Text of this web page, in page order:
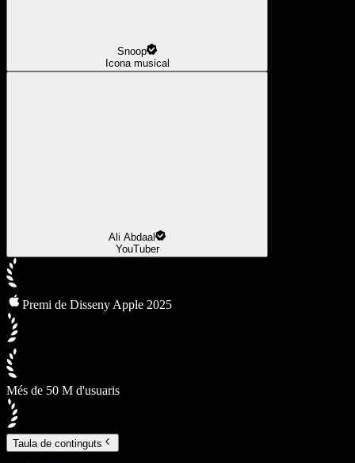
Snoop
Icona musical
Ali Abdaal
YouTuber
Premi de Disseny Apple 2025
Més de 50 M d'usuaris
Taula de continguts